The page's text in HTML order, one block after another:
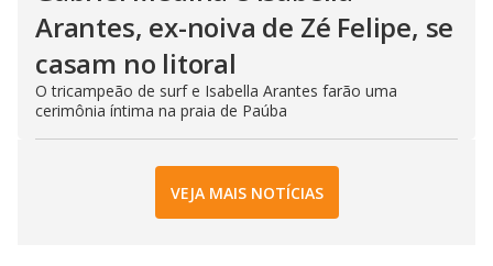
Arantes, ex-noiva de Zé Felipe, se
casam no litoral
O tricampeão de surf e Isabella Arantes farão uma
cerimônia íntima na praia de Paúba
VEJA MAIS NOTÍCIAS